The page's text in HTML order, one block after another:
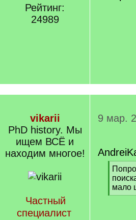
Рейтинг:
24989
vikarii
PhD history. Мы
ищем ВСЁ и
находим многое!
Частный
специалист
9 мар.
[
q
]мало
[